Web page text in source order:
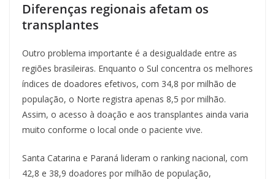
Diferenças regionais afetam os
transplantes
Outro problema importante é a desigualdade entre as
regiões brasileiras. Enquanto o Sul concentra os melhores
índices de doadores efetivos, com 34,8 por milhão de
população, o Norte registra apenas 8,5 por milhão.
Assim, o acesso à doação e aos transplantes ainda varia
muito conforme o local onde o paciente vive.
Santa Catarina e Paraná lideram o ranking nacional, com
42,8 e 38,9 doadores por milhão de população,